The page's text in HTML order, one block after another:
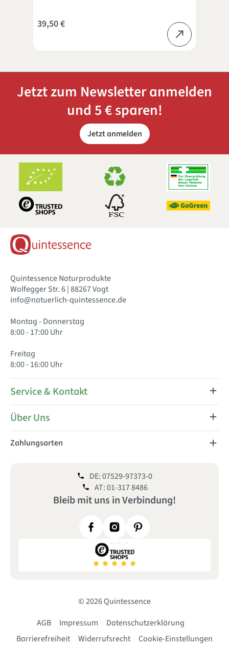
39,50 €
Jetzt zum Newsletter anmelden
und 5 € sparen!
Jetzt anmelden
Quintessence Naturprodukte
Wolfegger Str. 6 | 88267 Vogt
info@natuerlich-quintessence.de
Montag - Donnerstag
8:00 - 17:00 Uhr
Freitag
8:00 - 16:00 Uhr
Service & Kontakt
Über Uns
Zahlungsarten
Bleib mit uns inVerbindung!
DE: 07529-97373-0
AT: 01-317 8486
© 2026 Quintessence
AGB
Impressum
Datenschutzerklärung
Barrierefreiheit
Widerrufsrecht Cookie-Einstellungen